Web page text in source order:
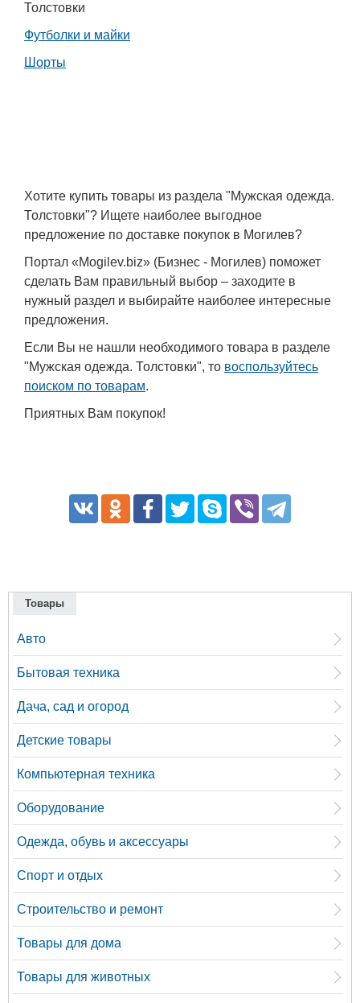
Толстовки
Футболки и майки
Шорты
Хотите купить товары из раздела "Мужская одежда.
Толстовки"? Ищете наиболее выгодное
предложение по доставке покупок в Могилев?
Портал «Mogilev.biz» (Бизнес - Могилев) поможет
сделать Вам правильный выбор – заходите в
нужный раздел и выбирайте наиболее интересные
предложения.
Если Вы не нашли необходимого товара в разделе
"Мужская одежда. Толстовки", то воспользуйтесь
поиском по товарам.
Приятных Вам покупок!
Товары
Авто
Бытовая техника
Дача, сад и огород
Детские товары
Компьютерная техника
Оборудование
Одежда, обувь и аксессуары
Спорт и отдых
Строительство и ремонт
Товары для дома
Товары для животных